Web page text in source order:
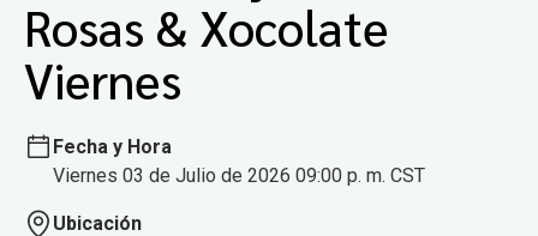
Rosas & Xocolate
Viernes
Fecha y Hora
Viernes 03 de Julio de 2026 09:00 p. m. CST
Ubicación